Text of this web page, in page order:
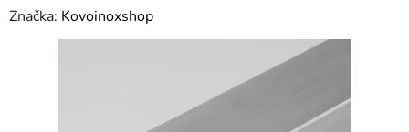
Značka: Kovoinoxshop